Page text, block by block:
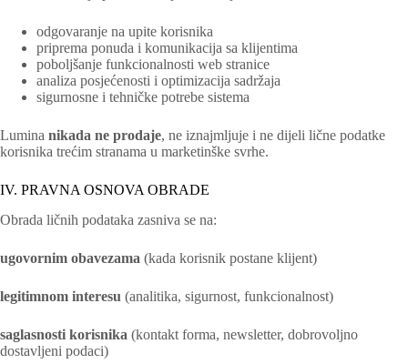
odgovaranje na upite korisnika
priprema ponuda i komunikacija sa klijentima
poboljšanje funkcionalnosti web stranice
analiza posjećenosti i optimizacija sadržaja
sigurnosne i tehničke potrebe sistema
Lumina nikada ne prodaje, ne iznajmljuje i ne dijeli lične podatke
korisnika trećim stranama u marketinške svrhe.
IV. PRAVNA OSNOVA OBRADE
Obrada ličnih podataka zasniva se na:
ugovornim obavezama (kada korisnik postane klijent)
legitimnom interesu (analitika, sigurnost, funkcionalnost)
saglasnosti korisnika (kontakt forma, newsletter, dobrovoljno
dostavljeni podaci)